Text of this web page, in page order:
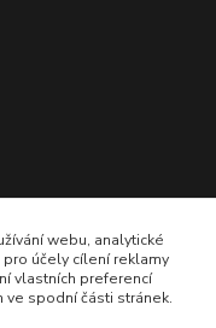
webu, analytické
účely cílení reklamy
vlastních preferencí
spodní části stránek.